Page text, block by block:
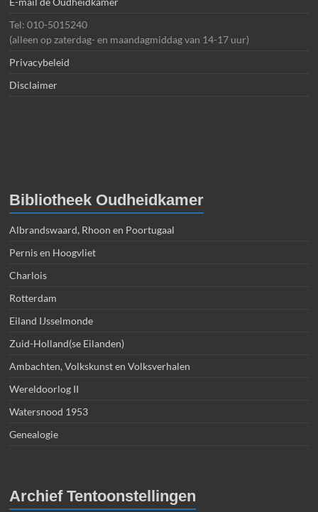
Tel: 010-5015240
(alleen op zaterdag- en maandagmiddag van 14-17 uur)
Privacybeleid
Disclaimer
Bibliotheek Oudheidkamer
Albrandswaard, Rhoon en Poortugaal
Pernis en Hoogvliet
Charlois
Rotterdam
Eiland IJsselmonde
Zuid-Holland(se Eilanden)
Ambachten, Volkskunst en Volksverhalen
Wereldoorlog II
Watersnood 1953
Genealogie
Archief Tentoonstellingen